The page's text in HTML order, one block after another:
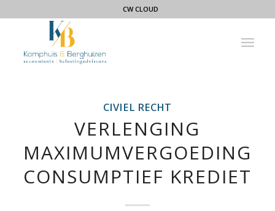
CW CLOUD
CIVIEL RECHT
VERLENGING
MAXIMUMVERGOEDING
CONSUMPTIEF KREDIET